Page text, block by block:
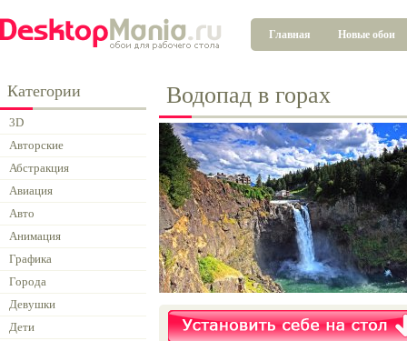
Главная Новые обои
Категории
3D
Авторские
Абстракция
Авиация
Авто
Анимация
Графика
Города
Девушки
Дети
Водопад в горах